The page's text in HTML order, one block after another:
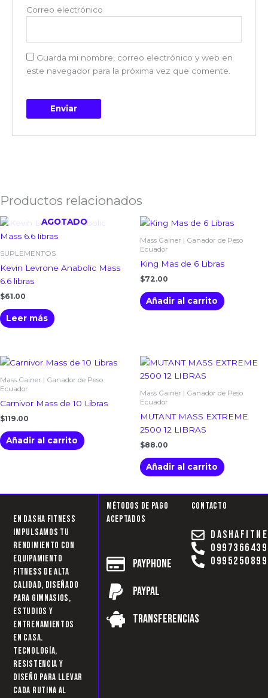
Correo electrónico
Guarda mi nombre, correo electrónico y web en
este navegador para la próxima vez que comente.
Productos relacionados
AGOTADO
SUPLEMENTOS
Kevin Levrone Anabolic Mass
6.6 libras
$61.00
Leer más
Mass Gainer | Ganador de Peso
Ecuador
King Mas de 6 Libras
$72.00
Añadir al carrito
Mass Gainer | Ganador de Peso
Ecuador
Carnivor Mass de 10 Libras
$119.00
Añadir al carrito
Mass Gainer | Ganador de Peso
Ecuador
MUTANT MASS EXTREME
2500 12 LIBRAS
$88.00
Añadir al carrito
En Dasha Fitness
impulsamos tu
rendimiento con
equipamiento
fitness de alta
calidad, diseñado
para gimnasios,
estudios y
entrenamientos
en casa.
Tecnología,
resistencia y
diseño para llevar
cada rutina al
Métodos de pago
aceptados
Payphone
Paypal
Transferencias
Contacto
0997366439
0995250899